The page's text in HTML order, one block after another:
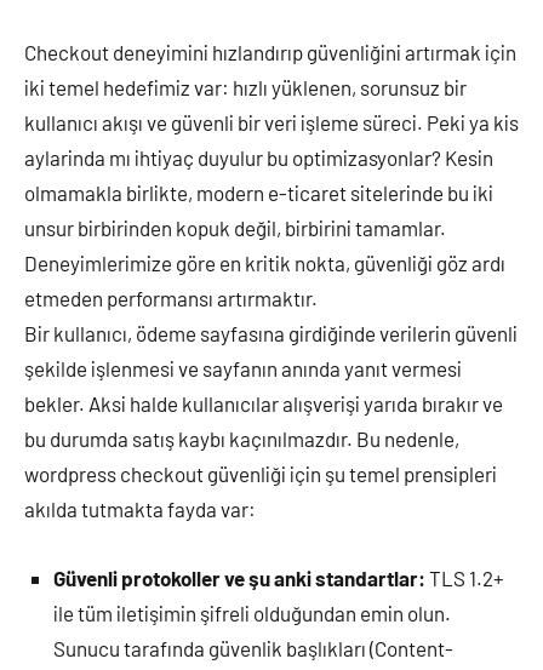
Checkout deneyimini hızlandırıp güvenliğini artırmak için
iki temel hedefimiz var: hızlı yüklenen, sorunsuz bir
kullanıcı akışı ve güvenli bir veri işleme süreci. Peki ya kis
aylarinda mı ihtiyaç duyulur bu optimizasyonlar? Kesin
olmamakla birlikte, modern e-ticaret sitelerinde bu iki
unsur birbirinden kopuk değil, birbirini tamamlar.
Deneyimlerimize göre en kritik nokta, güvenliği göz ardı
etmeden performansı artırmaktır.
Bir kullanıcı, ödeme sayfasına girdiğinde verilerin güvenli
şekilde işlenmesi ve sayfanın anında yanıt vermesi
bekler. Aksi halde kullanıcılar alışverişi yarıda bırakır ve
bu durumda satış kaybı kaçınılmazdır. Bu nedenle,
wordpress checkout güvenliği için şu temel prensipleri
akılda tutmakta fayda var:
Güvenli protokoller ve şu anki standartlar: TLS 1.2+
ile tüm iletişimin şifreli olduğundan emin olun.
Sunucu tarafında güvenlik başlıkları (Content-